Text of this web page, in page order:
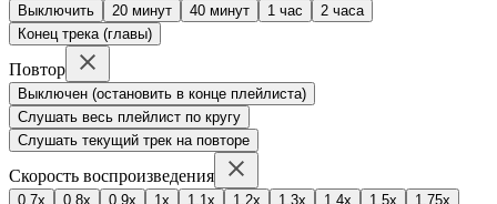
Выключить 20 минут 40 минут 1 час
2 часа
Конец трека (главы)
Повтор
Выключен (остановить в конце плейлиста)
Слушать весь плейлист по кругу
Слушать текущий трек на повторе
Скорость воспроизведения
0.7x 0.8x 0.9x 1x 1.1x 1.2x 1.3x 1.4x 1.5x
1.75x